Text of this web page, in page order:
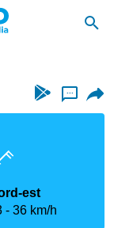
...
est
36 km/h